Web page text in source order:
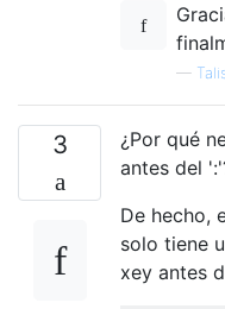
—
3
¿Por qué
antes del
De hecho,
solo tiene
xey antes